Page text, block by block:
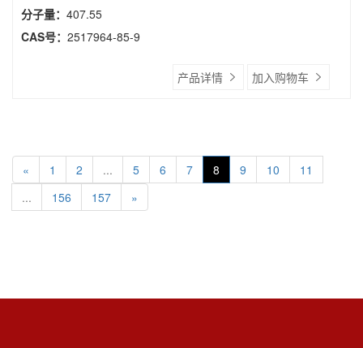
分子量： 407.55
CAS号： 2517964-85-9
产品详情 加入购物车
« 1 2 ... 5 6 7 8 9 10
11
...
156 157 »